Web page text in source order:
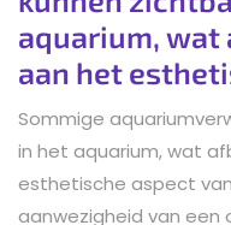
aquarium, wat
aan het
Sommige
in het aquarium, wat
esthetische aspect
aanwezigheid van een